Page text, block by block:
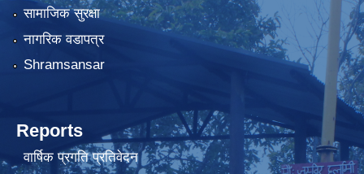
सामाजिक सुरक्षा
नागरिक वडापत्र
Shramsansar
Reports
वार्षिक प्रगति प्रतिवेदन